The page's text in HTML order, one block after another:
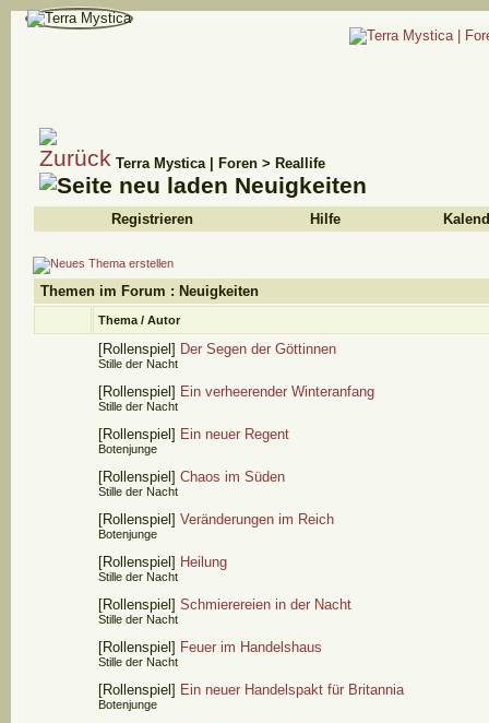
Terra Mystica | Foren > Reallife
Neuigkeiten
Registrieren Hilfe
Themen im Forum : Neuigkeiten
Thema / Autor
[Rollenspiel] Der Segen der Göttinnen
Stille der Nacht
[Rollenspiel] Ein verheerender Winteranfang
Stille der Nacht
[Rollenspiel] Ein neuer Regent
Botenjunge
[Rollenspiel] Chaos im Süden
Stille der Nacht
[Rollenspiel] Veränderungen im Reich
Botenjunge
[Rollenspiel] Heilung
Stille der Nacht
[Rollenspiel] Schmierereien in der Nacht
Stille der Nacht
[Rollenspiel] Feuer im Handelshaus
Stille der Nacht
[Rollenspiel] Ein neuer Handelspakt für Britannia
Botenjunge